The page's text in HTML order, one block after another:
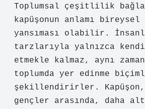
Toplumsal çeşitlilik
kapüşonun anlamı
yansıması olabilir.
tarzlarıyla yalnızca
etmekle kalmaz, aynı
toplumda yer edinme
şekillendirirler.
gençler arasında, daha